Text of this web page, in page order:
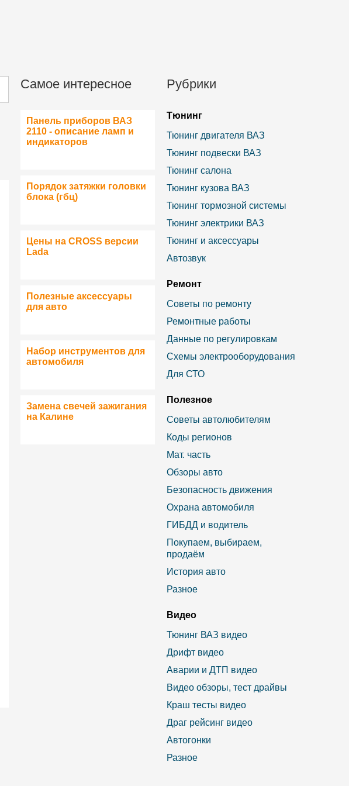
Самое интересное
Панель приборов ВАЗ
2110 - описание ламп и
индикаторов
Порядок затяжки головки
блока (гбц)
Цены на CROSS версии
Lada
Полезные аксессуары
для авто
Набор инструментов для
автомобиля
Замена свечей зажигания
на Калине
Рубрики
Тюнинг
Тюнинг двигателя ВАЗ
Тюнинг подвески ВАЗ
Тюнинг салона
Тюнинг кузова ВАЗ
Тюнинг тормозной системы
Тюнинг электрики ВАЗ
Тюнинг и аксессуары
Автозвук
Ремонт
Советы по ремонту
Ремонтные работы
Данные по регулировкам
Схемы электрооборудования
Для СТО
Полезное
Советы автолюбителям
Коды регионов
Мат. часть
Обзоры авто
Безопасность движения
Охрана автомобиля
ГИБДД и водитель
Покупаем, выбираем,
продаём
История авто
Разное
Видео
Тюнинг ВАЗ видео
Дрифт видео
Аварии и ДТП видео
Видео обзоры, тест драйвы
Краш тесты видео
Драг рейсинг видео
Автогонки
Разное